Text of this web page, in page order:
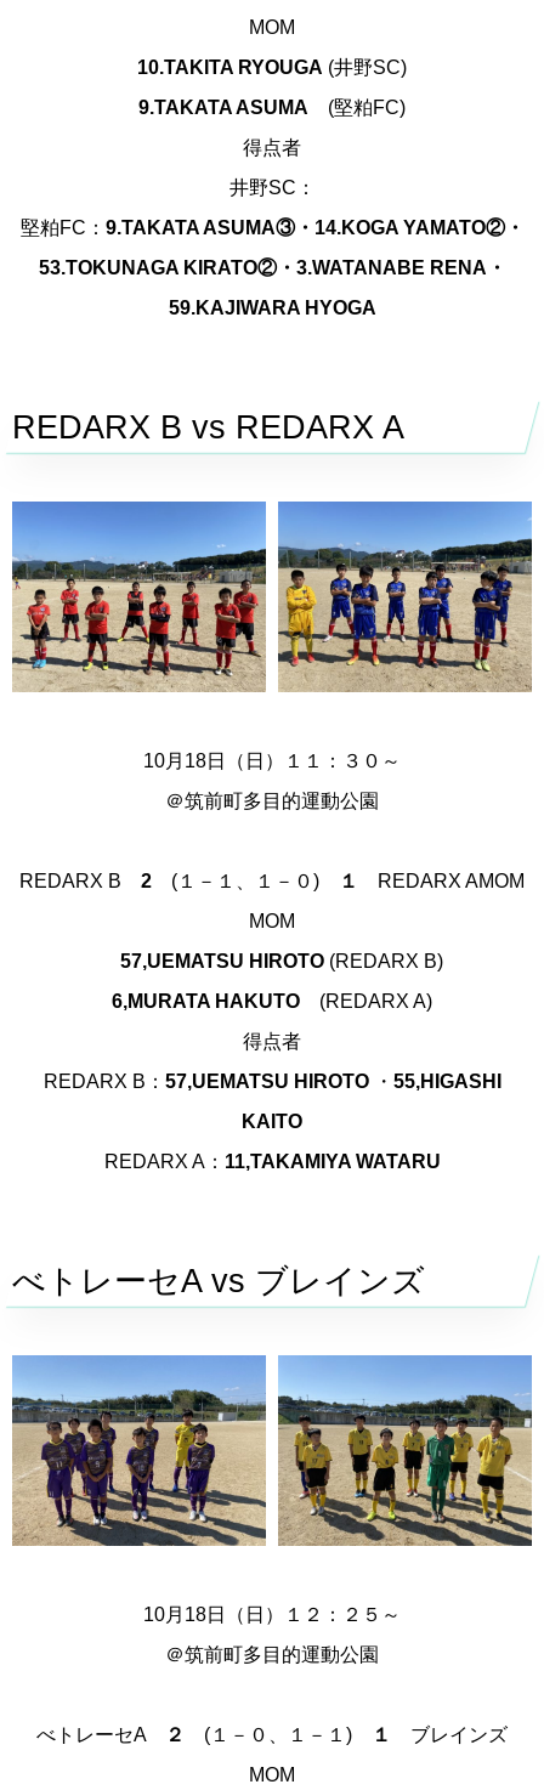
MOM
10.TAKITA RYOUGA (井野SC)
9.TAKATA ASUMA (堅粕FC)
得点者
井野SC：
堅粕FC： 9.TAKATA ASUMA③・14.KOGA YAMATO②・
53.TOKUNAGA KIRATO②・3.WATANABE RENA・
59.KAJIWARA HYOGA
REDARX B vs REDARX A
10月18日（日）１１：３０～
＠筑前町多目的運動公園
REDARX B 2 (１－１、１－０) １
REDARX AMOM
MOM
57,UEMATSU HIROTO (REDARX B)
6,MURATA HAKUTO (REDARX A)
得点者
REDARX B： 57,UEMATSU HIROTO・ 55,HIGASHI
KAITO
REDARX A： 11,TAKAMIYA WATARU
べトレーセA vs ブレインズ
10月18日（日）１２：２５～
＠筑前町多目的運動公園
べトレーセA ２ (１－０、１－１) １
ブレインズ
MOM